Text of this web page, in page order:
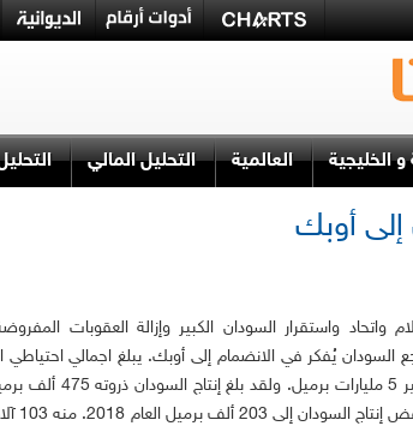
و الخليجية العالمية التحليل المالي
أوبك
واتحاد واستقرار السودان الكبير وإزالة العقوبات
السودان يُفكر في الانضمام إلى أوبك. يبلغ اجمالي احتياطي
انخفض